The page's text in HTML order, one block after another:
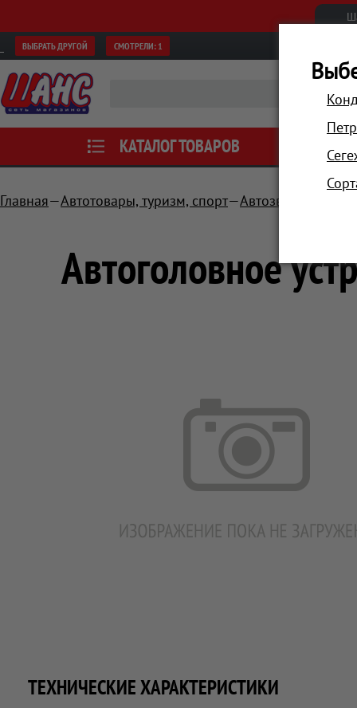
ВЫБРАТЬ ДРУГОЙ СМОТРЕЛИ: 1
КАТАЛОГ ТОВАРОВ АКЦИИ
Главная Автотовары, туризм, спорт Автозвук,
Автоголовное
ТЕХНИЧЕСКИЕ ХАРАКТЕРИСТИКИ